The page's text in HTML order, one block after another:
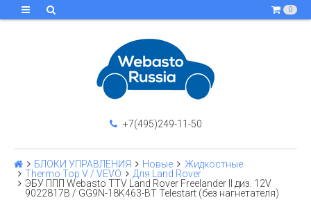
0
+7(495)249-11-50
БЛОКИ УПРАВЛЕНИЯ Новые
Жидкостные
Thermo Top V / VEVO
Для Land Rover
ЭБУ ППП Webasto TTV Land Rover Freelander II диз. 12V
9022817B / GG9N-18K463-BT Telestart (без нагнетателя)